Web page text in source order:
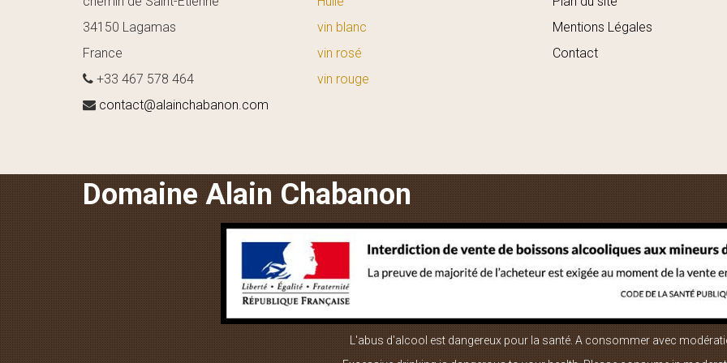
34150 Lagamas
France
+33 467 578 464
contact@alainchabanon.com
vin blanc
vin rosé
vin rouge
Mentions Légales
Contact
Domaine Alain Chabanon
L'abus d'alcool est dangereux pour la santé. A consommer avec